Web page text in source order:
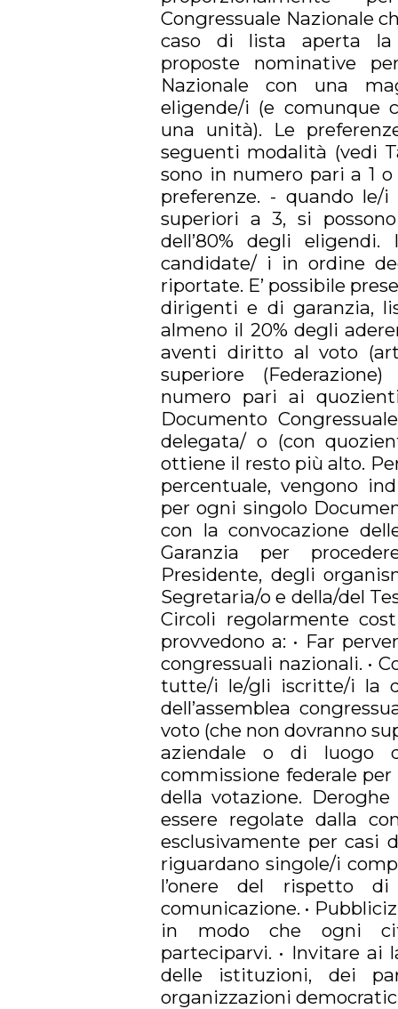
Congressuale Nazionale
caso di lista aperta la
proposte nominative
Nazionale con una
eligende/i (e comunque
una unità). Le
seguenti modalità (vedi
sono in numero pari a 1
preferenze. - quando
superiori a 3, si
dell’80% degli
candidate/ i in ordine
riportate. E’ possibile
dirigenti e di garanzia,
almeno il 20% degli
aventi diritto al voto
superiore
numero pari ai
Documento
delegata/ o (con
ottiene il resto più alto.
percentuale, vengono
per ogni singolo
con la convocazione
Garanzia per
Presidente, degli
Segretaria/o e della/del
Circoli regolarmente
provvedono a: • Far
congressuali nazionali. •
tutte/i le/gli iscritte/i la
dell’assemblea
voto (che non dovranno
aziendale o di luogo
commissione federale
della votazione.
essere regolate dalla
esclusivamente per casi
riguardano singole/i
l’onere del rispetto
comunicazione. •
in modo che ogni
parteciparvi. • Invitare ai
delle istituzioni, dei
organizzazioni